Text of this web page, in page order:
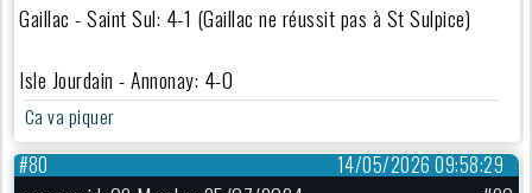
Gaillac - Saint Sul: 4-1 (Gaillac ne réussit pas à St Sulpice)
Isle Jourdain - Annonay: 4-0
Ca va piquer
14/05/2026 09:58:29
#80